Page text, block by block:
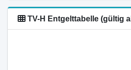
TV-H Entgelttabelle (gültig